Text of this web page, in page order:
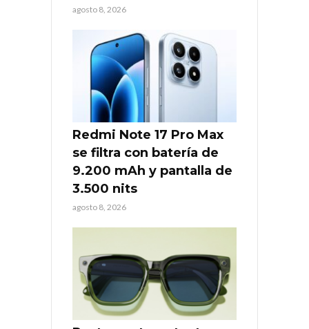
agosto 8, 2026
Redmi Note 17 Pro Max
se filtra con batería de
9.200 mAh y pantalla de
3.500 nits
agosto 8, 2026